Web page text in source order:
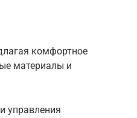
комфортное
материалы и
управления